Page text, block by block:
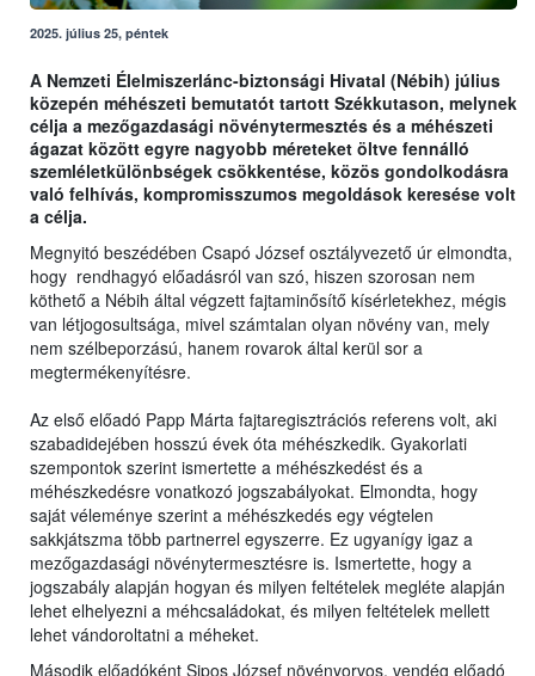
2025. július 25, péntek
A Nemzeti Élelmiszerlánc-biztonsági Hivatal (Nébih) július
közepén méhészeti bemutatót tartott Székkutason, melynek
célja a mezőgazdasági növénytermesztés és a méhészeti
ágazat között egyre nagyobb méreteket öltve fennálló
szemléletkülönbségek csökkentése, közös gondolkodásra
való felhívás, kompromisszumos megoldások keresése volt
a célja.
Megnyitó beszédében Csapó József osztályvezető úr elmondta,
hogy rendhagyó előadásról van szó, hiszen szorosan nem
köthető a Nébih által végzett fajtaminősítő kísérletekhez, mégis
van létjogosultsága, mivel számtalan olyan növény van, mely
nem szélbeporzású, hanem rovarok által kerül sor a
megtermékenyítésre.
Az első előadó Papp Márta fajtaregisztrációs referens volt, aki
szabadidejében hosszú évek óta méhészkedik. Gyakorlati
szempontok szerint ismertette a méhészkedést és a
méhészkedésre vonatkozó jogszabályokat. Elmondta, hogy
saját véleménye szerint a méhészkedés egy végtelen
sakkjátszma több partnerrel egyszerre. Ez ugyanígy igaz a
mezőgazdasági növénytermesztésre is. Ismertette, hogy a
jogszabály alapján hogyan és milyen feltételek megléte alapján
lehet elhelyezni a méhcsaládokat, és milyen feltételek mellett
lehet vándoroltatni a méheket.
Második előadóként Sipos József növényorvos, vendég előadó